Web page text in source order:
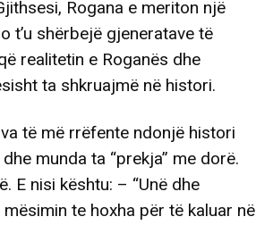
Rogana e meriton një
t’u shërbejë gjeneratave të
realitetin e Roganës dhe
ta shkruajmë në histori.
të më rrëfente ndonjë histori
munda ta “prekja” me dorë.
E nisi kështu: – “Unë dhe
te hoxha për të kaluar në